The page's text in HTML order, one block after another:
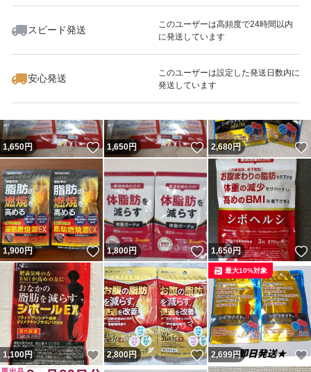
スピード発送
このユーザーは高頻度で24時間以内
に発送しています
安心発送
このユーザーは設定した発送日数内に
発送しています
いいね！
2,980
1,650円 いいね！
1,650円 いいね！
2,680円
1,900円 いいね！
1,800円 いいね！
1,650円
1,100円 いいね！
2,800円 いいね！
2,699円
最大10%対象